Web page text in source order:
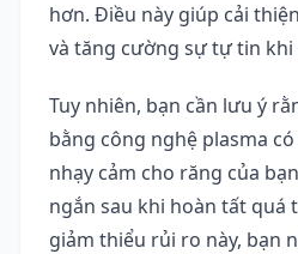
hơn. Điều này giúp cải
và tăng cường sự tự tin khi
Tuy nhiên, bạn cần lưu ý
bằng công nghệ plasma
nhạy cảm cho răng của
ngắn sau khi hoàn tất quá
giảm thiểu rủi ro này, bạn